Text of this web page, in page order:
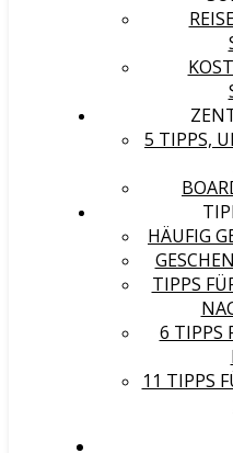
5 TIPPS,
HÄUFIG
TIPPS
6 TIPPS
11 TIPPS